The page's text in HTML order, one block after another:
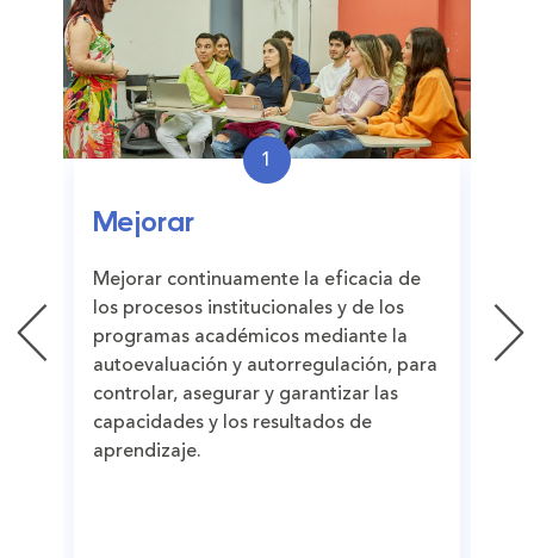
1
Mejorar
Mejorar continuamente la eficacia de
los procesos institucionales y de los
programas académicos mediante la
autoevaluación y autorregulación, para
controlar, asegurar y garantizar las
capacidades y los resultados de
aprendizaje.
los